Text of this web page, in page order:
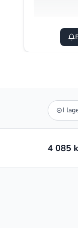
Sortera
I
4 085